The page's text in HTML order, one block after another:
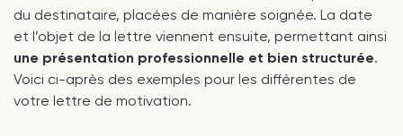
du destinataire, placées de manière soignée. La date
et l’objet de la lettre viennent ensuite, permettant ainsi
une présentation professionnelle et bien structurée.
Voici ci-après des exemples pour les différentes de
votre lettre de motivation.